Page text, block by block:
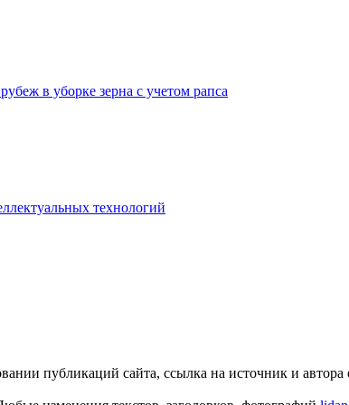
в уборке зерна с учетом рапса
технологий
публикаций сайта, ссылка на источник и автора